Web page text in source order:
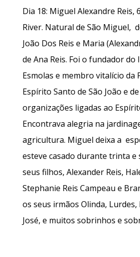
Dia 18: Miguel Alexandre Reis,
River. Natural de São Miguel,
João Dos Reis e Maria
de Ana Reis. Foi o fundador do
Esmolas e membro vitalício da
Espírito Santo de São João e
organizações ligadas ao
Encontrava alegria na
agricultura. Miguel deixa a
esteve casado durante trinta e
seus filhos, Alexander Reis,
Stephanie Reis Campeau e
os seus irmãos Olinda,
José, e muitos sobrinhos e